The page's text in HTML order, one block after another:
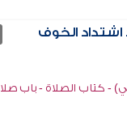
اشتداد الخوف
- كتاب الصلاة - باب